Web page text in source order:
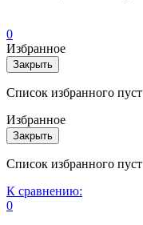
0
Избранное
Закрыть
Список избранного пуст
Избранное
Закрыть
Список избранного пуст
К сравнению:
0